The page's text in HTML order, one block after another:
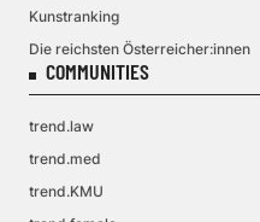
Kunstranking
Die reichsten Österreicher:innen
COMMUNITIES
trend.law
trend.med
trend.KMU